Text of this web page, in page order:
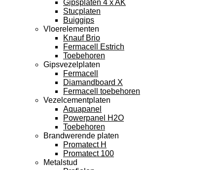
Gipsplaten 4 x AK
Stucplaten
Buiggips
Vloerelementen
Knauf Brio
Fermacell Estrich
Toebehoren
Gipsvezelplaten
Fermacell
Diamandboard X
Fermacell toebehoren
Vezelcementplaten
Aquapanel
Powerpanel H2O
Toebehoren
Brandwerende platen
Promatect H
Promatect 100
Metalstud